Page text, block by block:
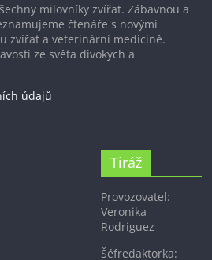
milovníky zvířat. Zábavnou a
čtenáře s novými
zvířat a veterinární medicíně.
ze světa divokých a
údajů
Tiráž
Provozovatel:
Veronika
Rodriguez
Šéfredaktorka: